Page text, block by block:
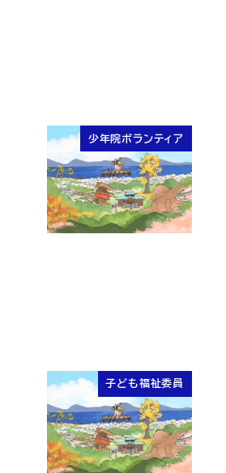
少年院ボランティア
子ども福祉委員